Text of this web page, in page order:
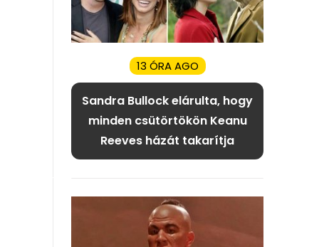
13 ÓRA AGO
Sandra Bullock elárulta, hogy
minden csütörtökön Keanu
Reeves házát takarítja